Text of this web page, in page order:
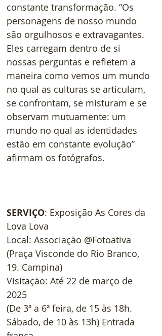
constante transformação. “Os
personagens de nosso mundo
são orgulhosos e extravagantes.
Eles carregam dentro de si
nossas perguntas e refletem a
maneira como vemos um mundo
no qual as culturas se articulam,
se confrontam, se misturam e se
observam mutuamente: um
mundo no qual as identidades
estão em constante evolução”
afirmam os fotógrafos.
SERVIÇO: Exposição As Cores da
Lova Lova
Local: Associação @Fotoativa
(Praça Visconde do Rio Branco,
19. Campina)
Visitação: Até 22 de março de
2025
(De 3ª a 6ª feira, de 15 às 18h.
Sábado, de 10 às 13h) Entrada